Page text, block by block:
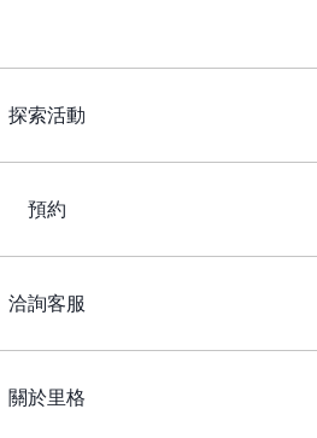
探索活動
預約
洽詢客服
關於里格